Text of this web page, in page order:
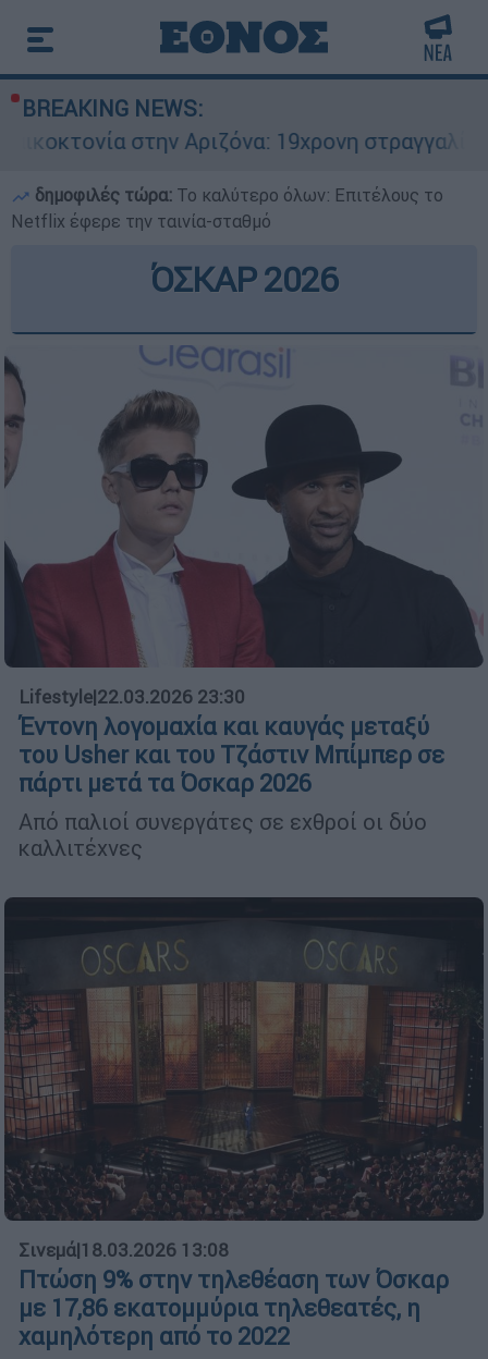
BREAKING NEWS:
Αριζόνα: 19χρονη στραγγαλίστηκε από
δημοφιλές τώρα: Το καλύτερο όλων: Επιτέλους το
Netflix έφερε την ταινία-σταθμό
ΌΣΚΑΡ 2026
Lifestyle|22.03.2026 23:30
Έντονη λογομαχία και καυγάς μεταξύ
του Usher και του Τζάστιν Μπίμπερ σε
πάρτι μετά τα Όσκαρ 2026
Από παλιοί συνεργάτες σε εχθροί οι δύο
καλλιτέχνες
Σινεμά|18.03.2026 13:08
Πτώση 9% στην τηλεθέαση των Όσκαρ
με 17,86 εκατομμύρια τηλεθεατές, η
χαμηλότερη από το 2022